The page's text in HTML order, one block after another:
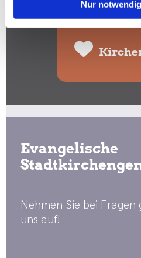
Nur
Spenden
Evangelische
Nehmen Sie bei Fragen
uns auf!